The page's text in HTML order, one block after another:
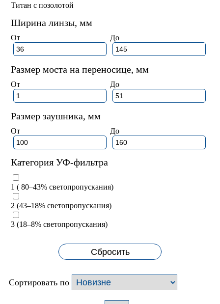
Титан с позолотой
Ширина линзы, мм
От До
Размер моста на переносице, мм
От До
Размер заушника, мм
От До
Категория УФ-фильтра
1 ( 80–43% светопропускания)
2 (43–18% светопропускания)
3 (18–8% светопропускания)
Сбросить
Сортировать по